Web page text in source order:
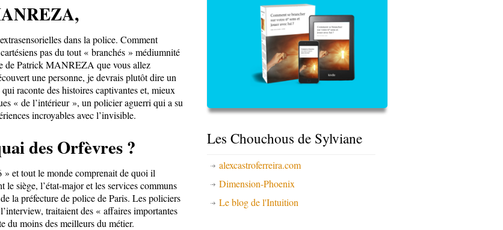
dans la police. Comment
pas du tout « branchés » médiumnité
de Patrick MANREZA que vous allez
une personne, je devrais plutôt dire un
raconte des histoires captivantes et, mieux
« de l’intérieur », un policier aguerri qui a su
incroyables avec l’invisible.
des Orfèvres ?
et tout le monde comprenait de quoi il
siège, l’état-major et les services communs
la préfecture de police de Paris. Les policiers
traitaient des « affaires importantes
du moins des meilleurs du métier.
Les Chouchous de Sylviane
alexcastroferreira.com
Dimension-Phoenix
Le blog de l'Intuition